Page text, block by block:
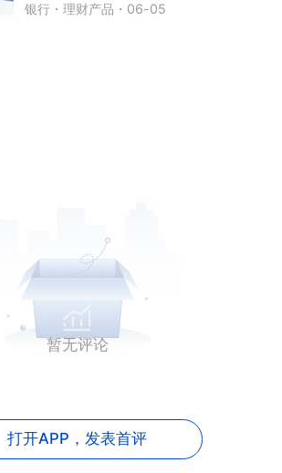
银行 ・理财产品 ・ 06-05
暂无评论
打开APP，发表首评